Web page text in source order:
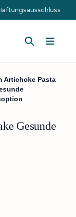
Artichoke Pasta
Gesunde